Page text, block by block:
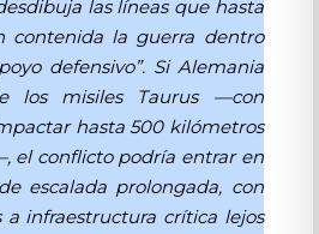
las líneas que hasta
contenida la guerra dentro
defensivo”. Si Alemania
los misiles Taurus —con
hasta 500 kilómetros
el conflicto podría entrar en
escalada prolongada, con
a infraestructura crítica lejos